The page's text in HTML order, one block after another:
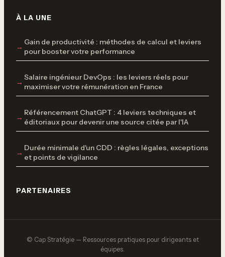
À LA UNE
Gain de productivité : méthodes de calcul et leviers
pour booster votre performance
Salaire ingénieur DevOps : les leviers réels pour
maximiser votre rémunération en France
Référencement ChatGPT : 4 leviers techniques et
éditoriaux pour devenir une source citée par l'IA
Durée minimale d'un CDD : règles légales, exceptions
et points de vigilance
PARTENAIRES
© Cap Stratégie — Ressources pratiques pour dirigeants et
équipes.